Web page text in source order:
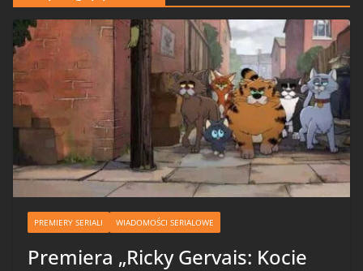
PREMIERY SERIALI WIADOMOŚCI SERIALOWE
Premiera „Ricky Gervais: Kocie